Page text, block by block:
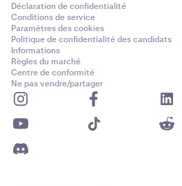
Déclaration de confidentialité
Conditions de service
Paramètres des cookies
Politique de confidentialité des candidats
Informations
Règles du marché
Centre de conformité
Ne pas vendre/partager